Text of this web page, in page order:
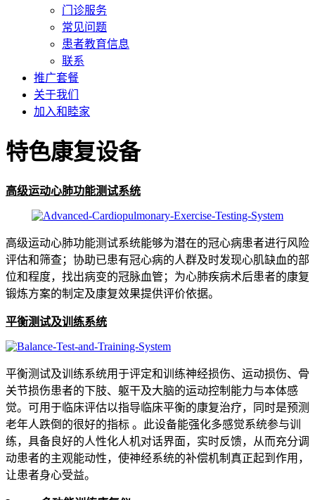
门诊服务
常见问题
患者教育信息
联系
推广套餐
关于我们
加入和睦家
特色康复设备
高级运动心肺功能测试系统
高级运动心肺功能测试系统能够为潜在的冠心病患者进行风险
评估和筛查；协助已患有冠心病的人群及时发现心肌缺血的部
位和程度，找出病变的冠脉血管；为心肺疾病术后患者的康复
锻炼方案的制定及康复效果提供评价依据。
平衡测试及训练系统
平衡测试及训练系统用于评定和训练神经损伤、运动损伤、骨
关节损伤患者的下肢、躯干及大脑的运动控制能力与本体感
觉。可用于临床评估以指导临床平衡的康复治疗，同时是预测
老年人跌倒的很好的指标 。此设备能强化多感觉系统参与训
练，具备良好的人性化人机对话界面，实时反馈，从而充分调
动患者的主观能动性，使神经系统的补偿机制真正起到作用，
让患者身心受益。